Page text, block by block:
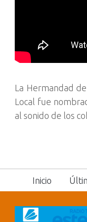
La Hermandad
Local fue
al sonido de los
Inicio